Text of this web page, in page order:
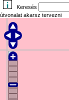
Keresés
útvonalat akarsz tervezni